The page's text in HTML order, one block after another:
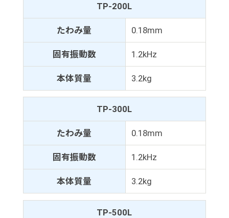
TP-200L
たわみ量 0.18mm
固有振動数 1.2kHz
本体質量 3.2kg
TP-300L
たわみ量 0.18mm
固有振動数 1.2kHz
本体質量 3.2kg
TP-500L